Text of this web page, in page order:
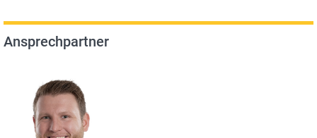
Ansprechpartner